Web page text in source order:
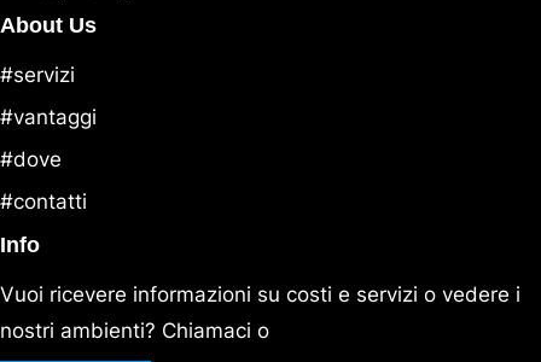
About Us
#servizi
#vantaggi
#dove
#contatti
Info
Vuoi ricevere informazioni su costi e servizi o vedere i
nostri ambienti? Chiamaci o